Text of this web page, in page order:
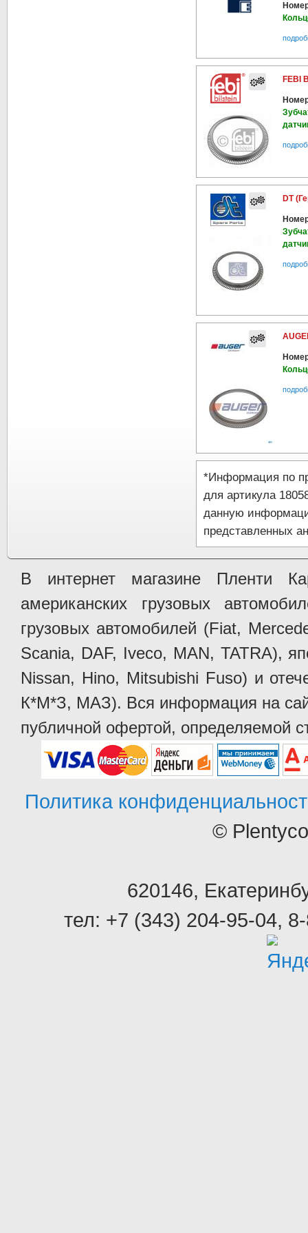
FEBI
DT
*Информация по
для артикула
данную
представленных
В интернет магазине Пленти
американских грузовых
грузовых автомобилей (Fiat,
Scania, DAF, Iveco, MAN, TATRA),
Nissan, Hino, Mitsubishi Fuso) и
К*М*З, МАЗ). Вся информация на
публичной офертой, определяемой
Политика
©
620146,
тел: +7 (343) 204-95-04,